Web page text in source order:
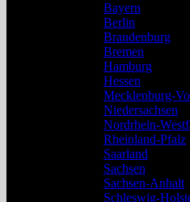
Bayern
Berlin
Brandenburg
Bremen
Hamburg
Hessen
Mecklenburg-
Niedersachsen
Nordrhein-
Rheinland-Pfalz
Saarland
Sachsen
Sachsen-Anhalt
Schleswig-